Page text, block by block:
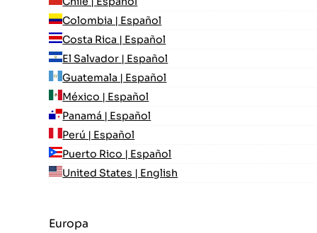
Colombia | Español
Costa Rica | Español
El Salvador | Español
Guatemala | Español
México | Español
Panamá | Español
Perú | Español
Puerto Rico | Español
United States | English
Europa